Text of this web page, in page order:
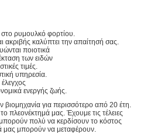
ρυμουλκό φορτίου.
ακριβής καλύπτει την απαίτησή σας.
ποιοτικά
των ειδών
τιμές.
υπηρεσία.
ενεργής ζωής.
βιομηχανία για περισσότερο από 20 έτη.
πλεονέκτημά μας. Έχουμε τις τέλειες
πολύ να κερδίσουν το κόστος
μας μπορούν να μεταφέρουν.